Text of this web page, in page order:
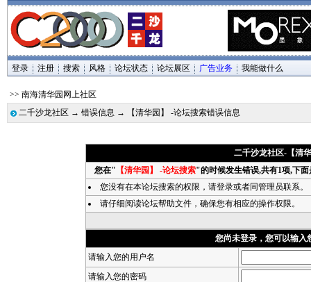
登录 注册 搜索 风格 论坛状态 论坛展区 广告业务 我能做什么
>> 南海清华园网上社区
二千沙龙社区 → 错误信息 → 【清华园】 -论坛搜索错误信息
二千沙龙社区-【清
您在" 【清华园】 -论坛搜索"的时候发生错误,共有1项,下
您没有在本论坛搜索的权限，请登录或者同管理员联系。
请仔细阅读论坛帮助文件，确保您有相应的操作权限。
您尚未登录，您可以输入
请输入您的用户名
请输入您的密码